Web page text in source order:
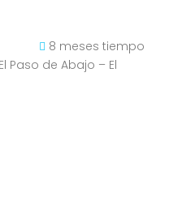
8 meses tiempo
Paso de Abajo – El